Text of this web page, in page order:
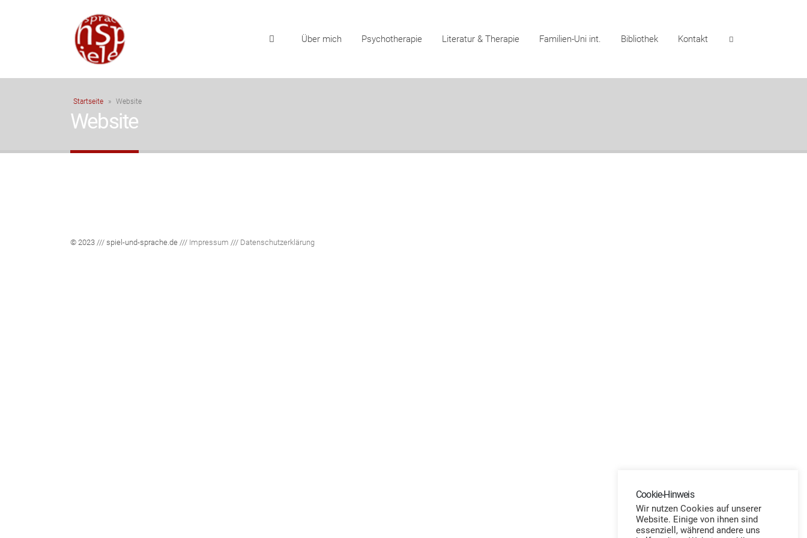
Über mich Psychotherapie Literatur & Therapie Familien-Uni int. Bibliothek Kontakt
Startseite » Website
Website
© 2023 /// spiel-und-sprache.de /// Impressum /// Datenschutzerklärung
Cookie-Hinweis
Wir nutzen Cookies auf unserer
Website. Einige von ihnen sind
essenziell, während andere uns